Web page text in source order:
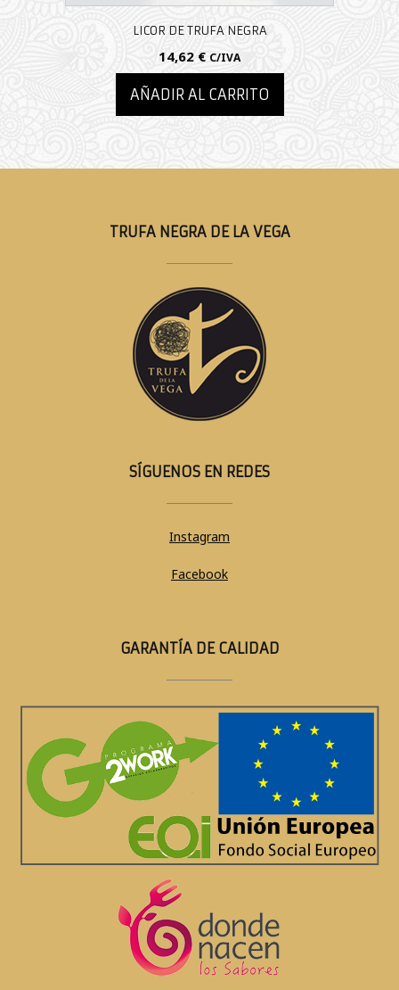
LICOR DE TRUFA NEGRA
14,62 € C/IVA
AÑADIR AL CARRITO
TRUFA NEGRA DE LA VEGA
SÍGUENOS EN REDES
Instagram
Facebook
GARANTÍA DE CALIDAD